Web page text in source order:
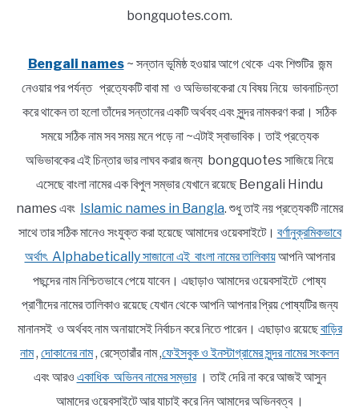
bongquotes.com.
Bengali names~ সন্তান ভূমিষ্ঠ হওয়ার আগে থেকে এবং শিশুটির জন্ম
নেওয়ার পর পর্যন্ত প্রত্যেকটি বাবা মা ও অভিভাবকেরা যে বিষয় নিয়ে ভাবনাচিন্তা
করে থাকেন তা হলো তাঁদের সন্তানের একটি অর্থবহ এবং সুন্দর নামকরণ করা। সঠিক
সময়ে সঠিক নাম সব সময় মনে পড়ে না ~এটাই স্বাভাবিক। তাই প্রত্যেক
অভিভাবকের এই চিন্তার ভার লাঘব করার জন্য bongquotes সাজিয়ে নিয়ে
এসেছে বাংলা নামের এক বিপুল সম্ভার যেখানে রয়েছে Bengali Hindu
names এবং Islamic names in Bangla. শুধু তাই নয় প্রত্যেকটি নামের
সাথে তার সঠিক মানেও সংযুক্ত করা হয়েছে আমাদের ওয়েবসাইটে। বর্ণানুক্রমিকভাবে
অর্থাৎ Alphabetically সাজানো এই বাংলা নামের তালিকায়আপনি আপনার
পছন্দের নাম নিশ্চিতভাবে পেয়ে যাবেন। এছাড়াও আমাদের ওয়েবসাইটে পোষ্য
প্রাণীদের নামের তালিকাও রয়েছে যেখান থেকে আপনি আপনার প্রিয় পোষ্যটির জন্য
মানানসই ও অর্থবহ নাম অনায়াসেই নির্বাচন করে নিতে পারেন। এছাড়াও রয়েছেবাড়ির
নাম, দোকানের নাম, রেস্তোরাঁর নাম ,ফেইসবুক ও ইনস্টাগ্রামের সুন্দর নামের সংকলন
এবং আরও একাধিক অভিনব নামের সম্ভার। তাই দেরি না করে আজই আসুন
আমাদের ওয়েবসাইটে আর যাচাই করে নিন আমাদের অভিনবত্ব ।